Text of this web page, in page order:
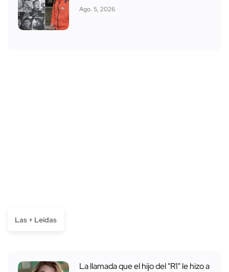
Ago. 5, 2026
Las + Leídas
La llamada que el hijo del "R1" le hizo a